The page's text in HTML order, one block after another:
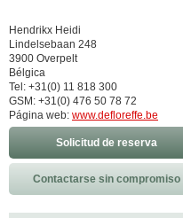
Hendrikx Heidi
Lindelsebaan 248
3900 Overpelt
Bélgica
Tel: +31(0) 11 818 300
GSM: +31(0) 476 50 78 72
Página web: www.defloreffe.be
Solicitud de reserva
Contactarse sin compromiso